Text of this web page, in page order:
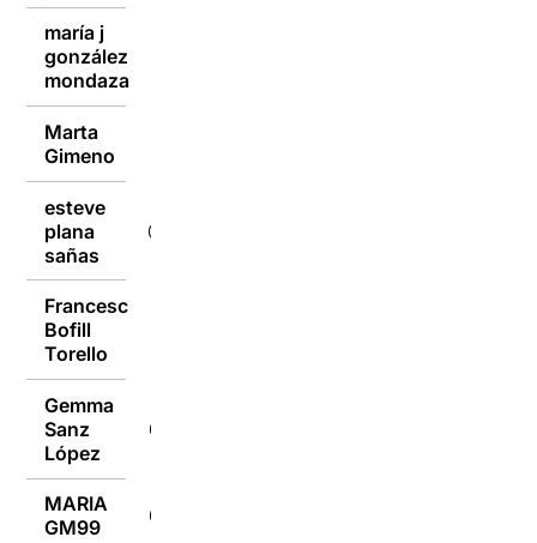
maría j
gonzález
mondaza
Marta
Gimeno
esteve
plana
sañas
06/04/2022
Francesc
Bofill
Torello
Gemma
Sanz
López
06/04/2022
MARIA
GM99
06/04/2022